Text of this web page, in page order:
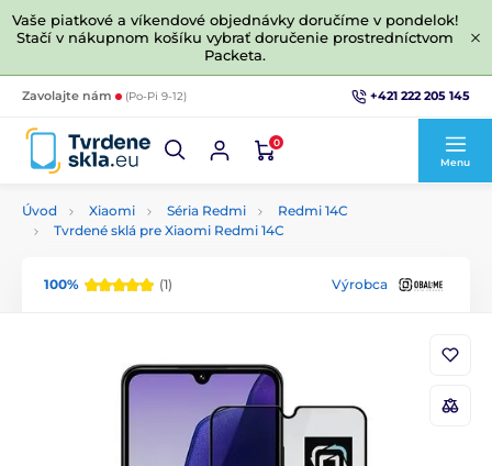
Vaše piatkové a víkendové objednávky doručíme v pondelok!
Stačí v nákupnom košíku vybrať doručenie prostredníctvom
Packeta.
Zavolajte nám (Po-Pi 9-12) +421 222 205 145
0
Menu
Úvod Xiaomi Séria Redmi
Redmi 14C
Tvrdené sklá pre Xiaomi Redmi 14C
100% (1) Výrobca